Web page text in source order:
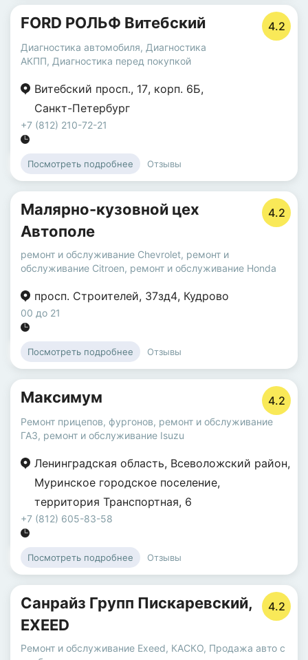
FORD РОЛЬФ Витебский 4.2
Диагностика автомобиля, Диагностика
АКПП, Диагностика перед покупкой
Витебский просп., 17, корп. 6Б,
Санкт-Петербург
+7 (812) 210-72-21
Посмотреть подробнее Отзывы
Малярно-кузовной цех
Автополе
4.2
ремонт и обслуживание Chevrolet, ремонт и
обслуживание Citroen, ремонт и обслуживание Honda
просп. Строителей, 37зд4, Кудрово
00 до 21
Посмотреть подробнее Отзывы
Максимум 4.2
Ремонт прицепов, фургонов, ремонт и обслуживание
ГАЗ, ремонт и обслуживание Isuzu
Ленинградская область, Всеволожский район,
Муринское городское поселение,
территория Транспортная, 6
+7 (812) 605-83-58
Посмотреть подробнее Отзывы
Санрайз Групп Пискаревский,
EXEED
4.2
Ремонт и обслуживание Exeed, КАСКО, Продажа авто с